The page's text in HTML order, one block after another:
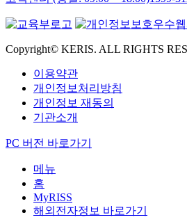
Copyright© KERIS. ALL RIGHTS
이용약관
개인정보처리방침
개인정보 재동의
기관소개
PC 버전 바로가기
메뉴
홈
MyRISS
해외전자정보 바로가기